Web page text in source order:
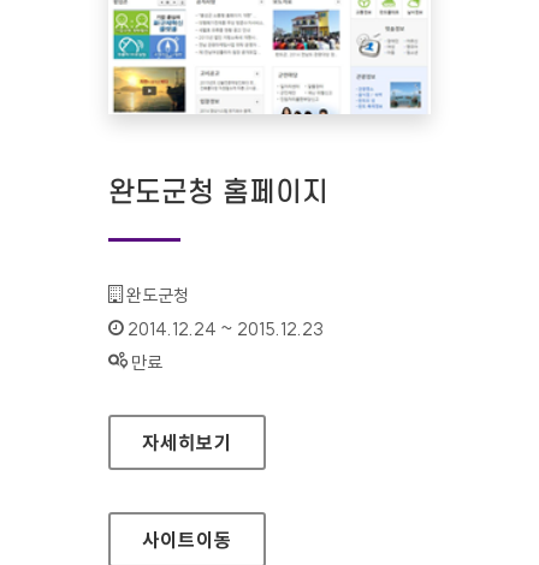
완도군청 홈페이지
기관명 :
완도군청
인증기간 :
2014.12.24 ~ 2015.12.23
상태 :
만료
완도군청 홈페이지
자세히보기
사이트이동